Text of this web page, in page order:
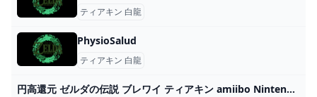
ティアキン 白龍
PhysioSalud
ティアキン 白龍
円高還元 ゼルダの伝説 ブレワイ ティアキン amiibo Nintendo Switch - bestcheerstone.com